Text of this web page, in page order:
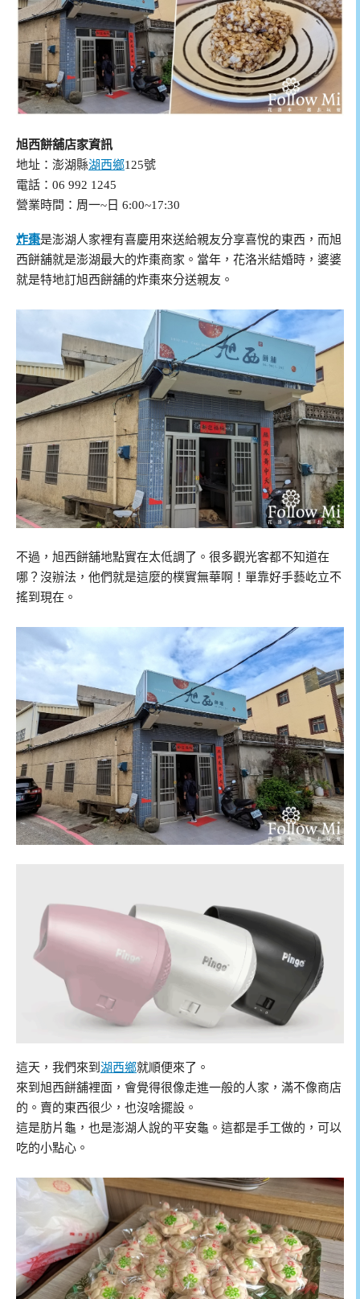
旭西餅舖店家資訊
地址：澎湖縣湖西鄉125號
電話：06 992 1245
營業時間：周一~日 6:00~17:30
炸棗是澎湖人家裡有喜慶用來送給親友分享喜悅的東西，而旭
西餅舖就是澎湖最大的炸棗商家。當年，花洛米結婚時，婆婆
就是特地訂旭西餅舖的炸棗來分送親友。
不過，旭西餅舖地點實在太低調了。很多觀光客都不知道在
哪？沒辦法，他們就是這麼的樸實無華啊！單靠好手藝屹立不
搖到現在。
這天，我們來到 湖西鄉就順便來了。
來到旭西餅舖裡面，會覺得很像走進一般的人家，滿不像商店
的。賣的東西很少，也沒啥擺設。
這是肪片龜，也是澎湖人說的平安龜。這都是手工做的，可以
吃的小點心。